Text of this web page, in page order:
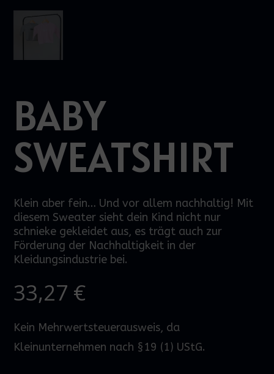
BABY
SWEATSHIRT
Klein aber fein… Und vor allem nachhaltig! Mit
diesem Sweater sieht dein Kind nicht nur
schnieke gekleidet aus, es trägt auch zur
Förderung der Nachhaltigkeit in der
Kleidungsindustrie bei.
33,27 €
Kein Mehrwertsteuerausweis, da
Kleinunternehmen nach §19 (1) UStG.